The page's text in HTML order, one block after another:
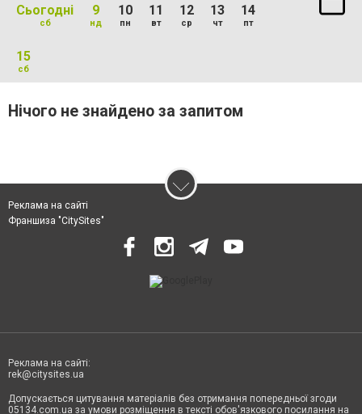
Сьогодні
сб
9
нд
10
пн
11
вт
12
ср
13
чт
14
пт
15
сб
Нічого не знайдено за запитом
Реклама на сайті
Франшиза "CitySites"
Реклама на сайті:
rek@citysites.ua
Допускається цитування матеріалів без отримання попередньої згоди
05134.com.ua за умови розміщення в тексті обов'язкового посилання на